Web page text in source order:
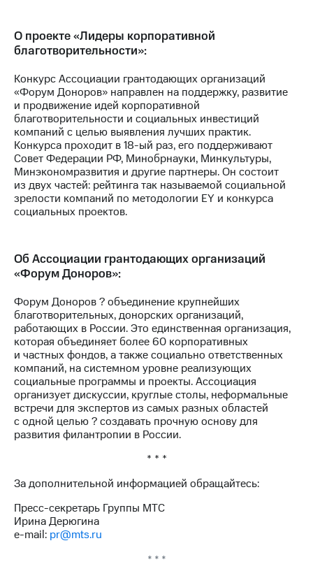
Еврооблигации-2023
Уведомление
о
погашении
именных
облигаций
Другое
Регистратор
Реквизиты
Контакты
развитие
деловая этика
На главную
О проекте «Лидеры корпоративной
благотворительности»:
Конкурс Ассоциации грантодающих организаций
«Форум Доноров» направлен на поддержку, развитие
и продвижение идей корпоративной
благотворительности и социальных инвестиций
компаний с целью выявления лучших практик.
Конкурса проходит в 18-ый раз, его поддерживают
Совет Федерации РФ, Минобрнауки, Минкультуры,
Минэкономразвития и другие партнеры. Он состоит
из двух частей: рейтинга так называемой социальной
зрелости компаний по методологии EY и конкурса
социальных проектов.
Об Ассоциации грантодающих организаций
«Форум Доноров»:
Форум Доноров ? объединение крупнейших
благотворительных, донорских организаций,
работающих в России. Это единственная организация,
которая объединяет более 60 корпоративных
и частных фондов, а также социально ответственных
компаний, на системном уровне реализующих
социальные программы и проекты. Ассоциация
организует дискуссии, круглые столы, неформальные
встречи для экспертов из самых разных областей
с одной целью ? создавать прочную основу для
развития филантропии в России.
* * *
За дополнительной информацией обращайтесь:
Пресс-секретарь Группы МТС
Ирина Дерюгина
e-mail: pr@mts.ru
* * *